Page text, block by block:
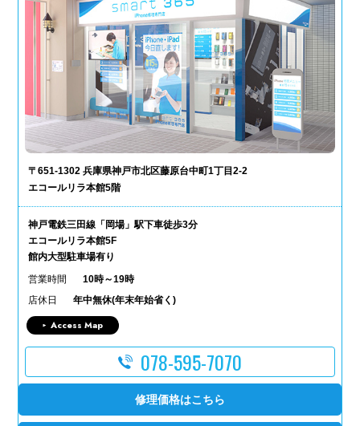
〒651-1302 兵庫県神戸市北区藤原台中町1丁目2-2
エコールリラ本館5階
神戸電鉄三田線「岡場」駅下車徒歩3分
エコールリラ本館5F
館内大型駐車場有り
営業時間
10時～19時
店休日
年中無休(年末年始省く)
Access Map
078-595-7070
修理価格はこちら